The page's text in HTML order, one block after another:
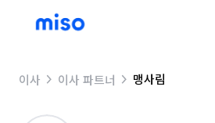
이사 이사 파트너 맹사림